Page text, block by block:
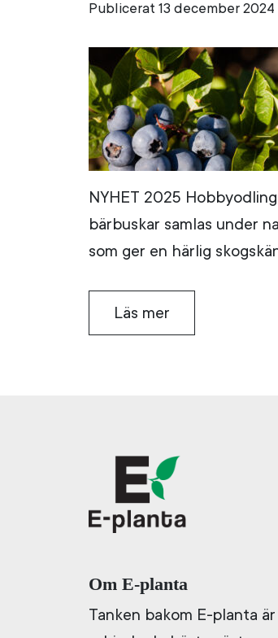
Publicerat 13 december 2024
NYHET 2025
bärbuskar samlas under
som ger en härlig
Läs mer
Om E-planta
Tanken bakom E-planta